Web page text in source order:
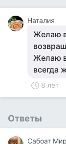
Наталия
Желаю
Желаю
всегда
8 лет
Ответы
Сабоат